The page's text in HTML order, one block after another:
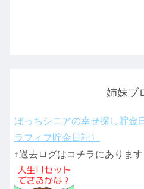
姉妹ブ
ぼっちシニアの幸せ探し貯金
ラフィフ貯金日記）
↑過去ログはコチラにあります